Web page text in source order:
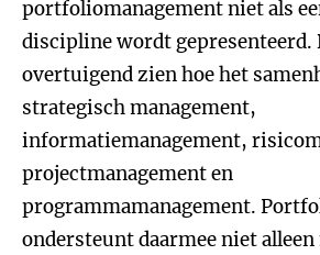
portfoliomanagement niet als
discipline wordt gepresenteerd.
overtuigend zien hoe het
strategisch management,
informatiemanagement,
projectmanagement en
programmamanagement.
ondersteunt daarmee niet